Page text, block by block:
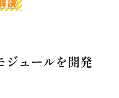
ュールを開発